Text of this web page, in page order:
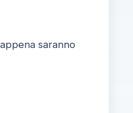
saranno